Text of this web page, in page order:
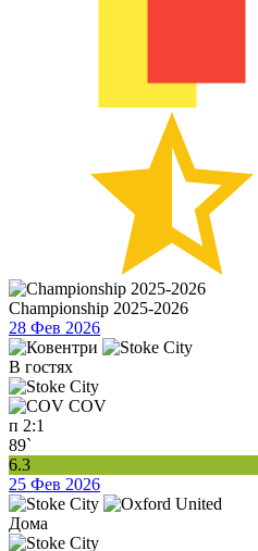
Championship 2025-2026
28 Фев 2026
В гостях
COV
п 2:1
89`
6.3
25 Фев 2026
Дома